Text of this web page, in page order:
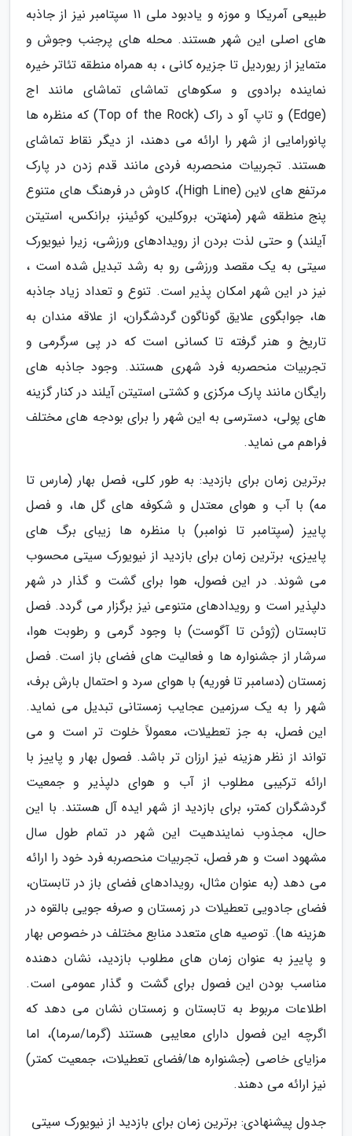
طبیعی آمریکا و موزه و یادبود ملی 11 سپتامبر نیز از جاذبه
های اصلی این شهر هستند. محله های پرجنب وجوش و
متمایز از ریوردیل تا جزیره کانی ، به همراه منطقه تئاتر خیره
نماینده برادوی و سکوهای تماشای تماشای مانند اج
(Edge) و تاپ آو د راک (Top of the Rock) که منظره ها
پانورامایی از شهر را ارائه می دهند، از دیگر نقاط تماشای
هستند. تجربیات منحصربه فردی مانند قدم زدن در پارک
مرتفع های لاین (High Line)، کاوش در فرهنگ های متنوع
پنج منطقه شهر (منهتن، بروکلین، کوئینز، برانکس، استیتن
آیلند) و حتی لذت بردن از رویدادهای ورزشی، زیرا نیویورک
سیتی به یک مقصد ورزشی رو به رشد تبدیل شده است ،
نیز در این شهر امکان پذیر است. تنوع و تعداد زیاد جاذبه
ها، جوابگوی علایق گوناگون گردشگران، از علاقه مندان به
تاریخ و هنر گرفته تا کسانی است که در پی سرگرمی و
تجربیات منحصربه فرد شهری هستند. وجود جاذبه های
رایگان مانند پارک مرکزی و کشتی استیتن آیلند در کنار گزینه
های پولی، دسترسی به این شهر را برای بودجه های مختلف
فراهم می نماید.
برترین زمان برای بازدید: به طور کلی، فصل بهار (مارس تا
مه) با آب و هوای معتدل و شکوفه های گل ها، و فصل
پاییز (سپتامبر تا نوامبر) با منظره ها زیبای برگ های
پاییزی، برترین زمان برای بازدید از نیویورک سیتی محسوب
می شوند. در این فصول، هوا برای گشت و گذار در شهر
دلپذیر است و رویدادهای متنوعی نیز برگزار می گردد. فصل
تابستان (ژوئن تا آگوست) با وجود گرمی و رطوبت هوا،
سرشار از جشنواره ها و فعالیت های فضای باز است. فصل
زمستان (دسامبر تا فوریه) با هوای سرد و احتمال بارش برف،
شهر را به یک سرزمین عجایب زمستانی تبدیل می نماید.
این فصل، به جز تعطیلات، معمولاً خلوت تر است و می
تواند از نظر هزینه نیز ارزان تر باشد. فصول بهار و پاییز با
ارائه ترکیبی مطلوب از آب و هوای دلپذیر و جمعیت
گردشگران کمتر، برای بازدید از شهر ایده آل هستند. با این
حال، مجذوب نمایندهیت این شهر در تمام طول سال
مشهود است و هر فصل، تجربیات منحصربه فرد خود را ارائه
می دهد (به عنوان مثال، رویدادهای فضای باز در تابستان،
فضای جادویی تعطیلات در زمستان و صرفه جویی بالقوه در
هزینه ها). توصیه های متعدد منابع مختلف در خصوص بهار
و پاییز به عنوان زمان های مطلوب بازدید، نشان دهنده
مناسب بودن این فصول برای گشت و گذار عمومی است.
اطلاعات مربوط به تابستان و زمستان نشان می دهد که
اگرچه این فصول دارای معایبی هستند (گرما/سرما)، اما
مزایای خاصی (جشنواره ها/فضای تعطیلات، جمعیت کمتر)
نیز ارائه می دهند.
جدول پیشنهادی: برترین زمان برای بازدید از نیویورک سیتی